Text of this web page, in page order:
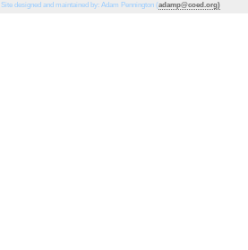
Site designed and maintained by: Adam Pennington (adamp@coed.org)